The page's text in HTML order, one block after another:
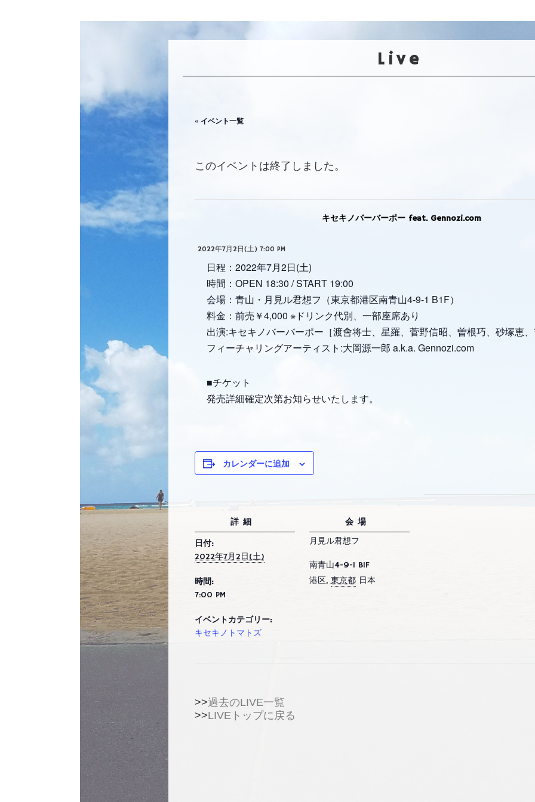
Live
« イベント一覧
このイベントは終了しました。
キセキノバーバーポー feat. Gennozi.com
2022年7月2日(土) 7:00 PM
日程：2022年7月2日(土)
時間：OPEN 18:30 / START 19:00
会場：青山・月見ル君想フ（東京都港区南青山4-9-1 B1F）
料金：前売￥4,000 ※ドリンク代別、一部座席あり
出演:キセキノバーバーポー［渡會将士、星羅、菅野信昭、曽根巧、砂塚恵
フィーチャリングアーティスト:大岡源一郎 a.k.a. Gennozi.com
■チケット
発売詳細確定次第お知らせいたします。
カレンダーに追加
詳細
日付:
2022年7月2日(土)
時間:
7:00 PM
イベントカテゴリー:
キセキノトマトズ
会場
月見ル君想フ
南青山4-9-1 B1F
港区, 東京都 日本
>>過去のLIVE一覧
>>LIVEトップに戻る